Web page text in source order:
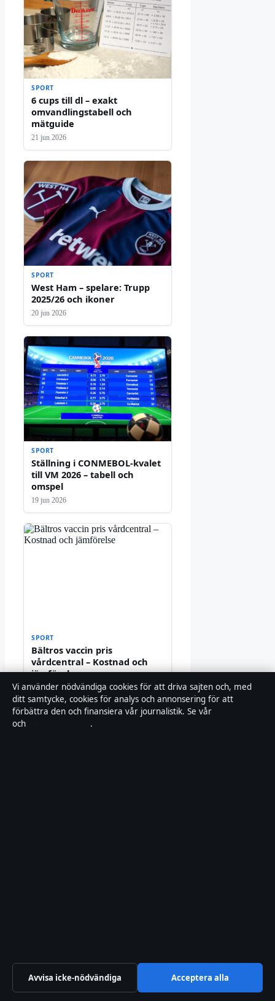
SPORT
6 cups till dl – exakt
omvandlingstabell och
mätguide
21 jun 2026
SPORT
West Ham – spelare: Trupp
2025/26 och ikoner
20 jun 2026
SPORT
Ställning i CONMEBOL-kvalet
till VM 2026 – tabell och
omspel
19 jun 2026
SPORT
Bältros vaccin pris
vårdcentral – Kostnad och
jämförelse
16 jun 2026
Fler artiklar
Vi använder nödvändiga cookies för att driva sajten och, med
ditt samtycke, cookies för analys och annonsering för att
förbättra den och finansiera vår journalistik. Se vår
och
.
Avvisa icke-nödvändiga Acceptera alla